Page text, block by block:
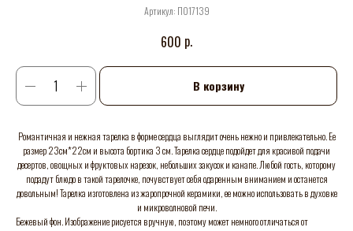
Артикул: П017139
600 р.
В корзину
Романтичная и нежная тарелка в форме сердца выглядит очень нежно и привлекательно. Ее
размер 23см*22см и высота бортика 3 см. Тарелка сердце подойдет для красивой подачи
десертов, овощных и фруктовых нарезок, небольших закусок и канапе. Любой гость, которому
подадут блюдо в такой тарелочке, почувствует себя одаренным вниманием и останется
довольным! Тарелка изготовлена из жаропрочной керамики, ее можно использовать в духовке
и микроволновой печи.
Бежевый фон. Изображение рисуется вручную, поэтому может немного отличаться от